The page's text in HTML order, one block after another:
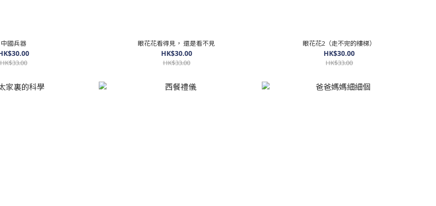
中國兵器
HK$33.00
眼花花看得見， 還是看不見
HK$30.00
HK$33.00
眼花花2（走不完的樓梯）
HK$30.00
HK$33.00